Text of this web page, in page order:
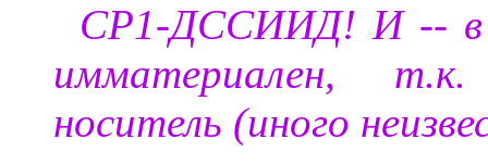
СР1-ДССИИД! И -- в
имматериален,
носитель (иного